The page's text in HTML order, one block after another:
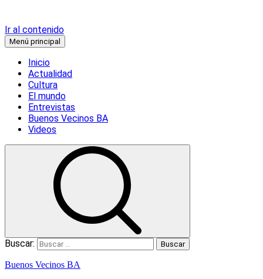
Ir al contenido
Menú principal
Inicio
Actualidad
Cultura
El mundo
Entrevistas
Buenos Vecinos BA
Videos
Buscar:
Buenos Vecinos BA